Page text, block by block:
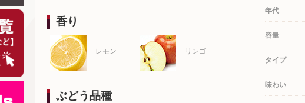
年代
容量
タイプ
味わい
香り
レモン リンゴ
ぶどう品種